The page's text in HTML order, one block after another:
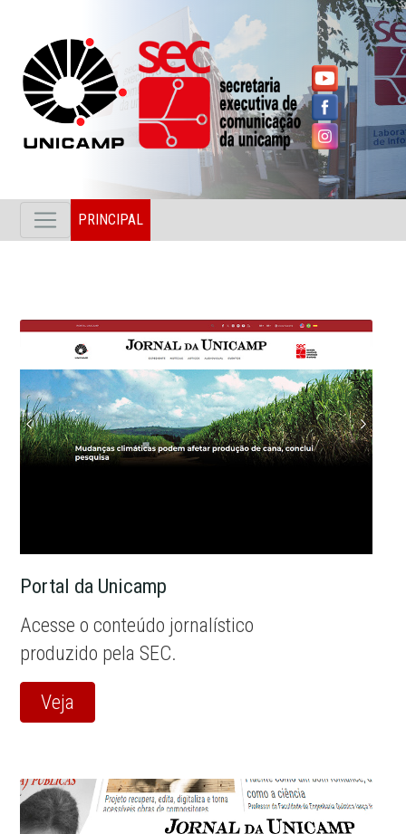
PRINCIPAL
Portal da Unicamp
Acesse o conteúdo jornalístico
produzido pela SEC.
Veja